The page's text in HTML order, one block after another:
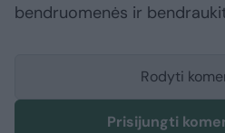
bendruomenės ir
Rodyti
Prisijungti